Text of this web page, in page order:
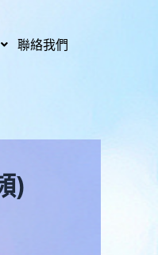
聯絡我們
)